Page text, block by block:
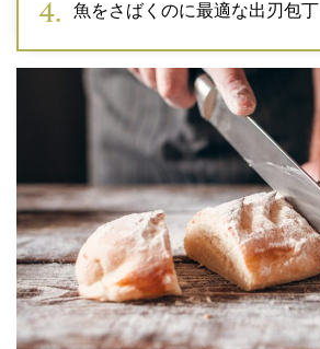
魚をさばくのに最適な出刃包丁